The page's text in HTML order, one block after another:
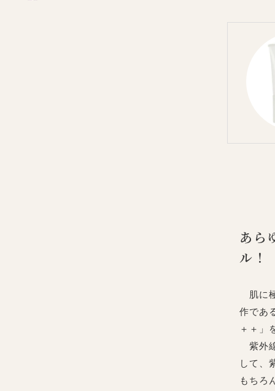
あら
ル！
肌に
作であ
＋＋」
紫外
して、
もちろ